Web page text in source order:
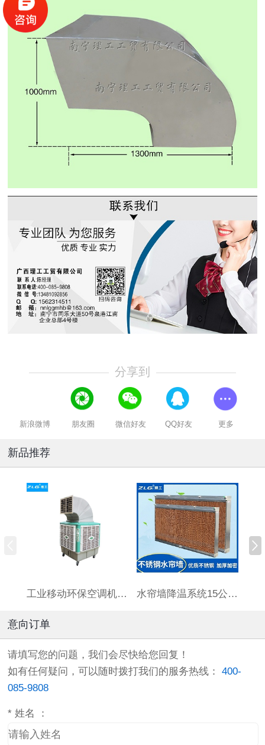
分享到
新浪微博 朋友圈 微信好友 QQ好友 更多
新品推荐
工业移动环保空调机HBCS180连体水箱 水帘墙降温系统15公分厚标准7090订制湿帘墙养殖场大棚铝合金
意向订单
请填写您的问题，我们会尽快给您回复！
如有任何疑问，可以随时拨打我们的服务热线： 400-
085-9808
* 姓名 ：